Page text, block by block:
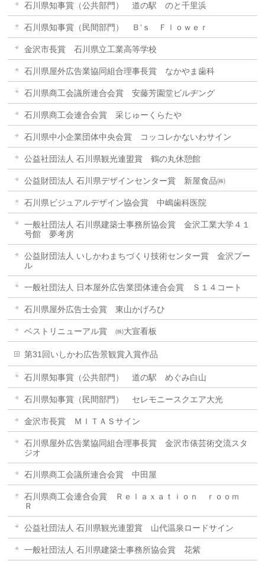
石川県知事賞（公共部門） 道の駅 のと千里浜
石川県知事賞（民間部門） Ｂ‘ｓ Ｆｌｏｗｅｒ
金沢市長賞 石川県立工業高等学校
石川県屋外広告業協同組合理事長賞 なかやま歯科
石川県商工会議所連合会賞 安藤芳園堂ビルヂング
石川県商工会連合会賞 采じゅーくらたや
石川県中小企業団体中央会賞 コッコレかないわサイン
公益社団法人 石川県観光連盟賞 鶴の丸休憩館
公益財団法人 石川県デザインセンター賞 新屋食品㈱
石川県ビジュアルデザイン協会賞 中嶋歯科医院
一般社団法人 石川県建築士事務所協会賞 金沢工業大学４１
号館 夢考房
公益財団法人 いしかわまちづくり技術センター賞 金沢プー
ル
一般社団法人 日本屋外広告業団体連合会賞 Ｓ１４コート
石川県屋外広告士会賞 東山かげろひ
ベストリニューアル賞 ㈱大宣看板
第31回いしかわ広告景観賞入賞作品
石川県知事賞（公共部門） 道の駅 めぐみ白山
石川県知事賞（民間部門） セレモニースクエア大光
金沢市長賞 ＭＩＴＡＳサイン
石川県屋外広告業協同組合理事長賞 金沢市俵芸術交流スタ
ジオ
石川県商工会議所連合会賞 中田屋
石川県商工会連合会賞 Ｒｅｌａｘａｔｉｏｎ ｒｏｏｍ
Ｒ
公益社団法人 石川県観光連盟賞 山代温泉ロードサイン
一般社団法人 石川県建築士事務所協会賞 花紫